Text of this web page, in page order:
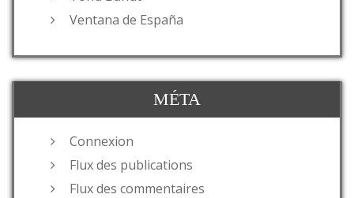
Ventana de España
MÉTA
Connexion
Flux des publications
Flux des commentaires